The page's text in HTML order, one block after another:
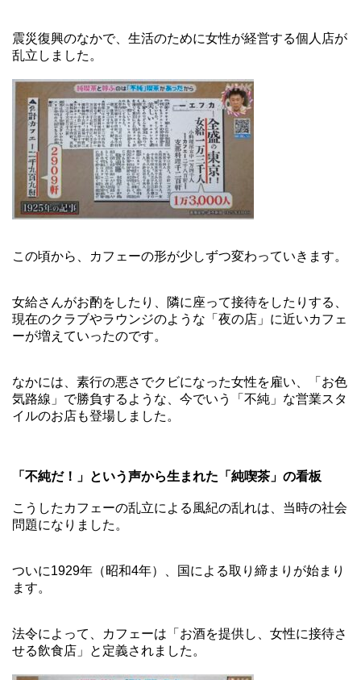
震災復興のなかで、生活のために女性が経営する個人店が
乱立しました。
この頃から、カフェーの形が少しずつ変わっていきます。
女給さんがお酌をしたり、隣に座って接待をしたりする、
現在のクラブやラウンジのような「夜の店」に近いカフェ
ーが増えていったのです。
なかには、素行の悪さでクビになった女性を雇い、「お色
気路線」で勝負するような、今でいう「不純」な営業スタ
イルのお店も登場しました。
「不純だ！」という声から生まれた「純喫茶」の看板
こうしたカフェーの乱立による風紀の乱れは、当時の社会
問題になりました。
ついに1929年（昭和4年）、国による取り締まりが始まり
ます。
法令によって、カフェーは「お酒を提供し、女性に接待さ
せる飲食店」と定義されました。